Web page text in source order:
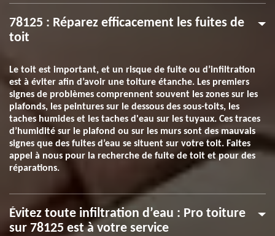
78125 : Réparez efficacement les fuites de
toit
Le toit est important, et un risque de fuite ou d’infiltration
est à éviter afin d’avoir une toiture étanche. Les premiers
signes de problèmes comprennent souvent les zones sur les
plafonds, les peintures sur le dessous des sous-toits, les
taches humides et les taches d'eau sur les tuyaux. Ces traces
d’humidité sur le plafond ou sur les murs sont des mauvais
signes que des fuites d’eau se situent sur votre toit. Faites
appel à nous pour la recherche de fuite de toit et pour des
réparations.
Évitez toute infiltration d’eau : Pro toiture
sur 78125 est à votre service